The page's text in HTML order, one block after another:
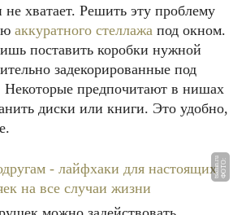
не хватает. Решить эту проблему
аккуратного стеллажа под окном.
поставить коробки нужной
задекорированные под
Некоторые предпочитают в нишах
диски или книги. Это удобно,
Ф
О
Т
О:
t
s
k
m
n.
r
u